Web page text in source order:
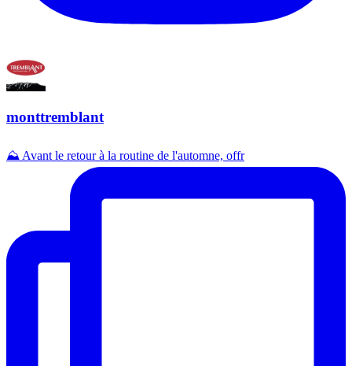
monttremblant
⛰️ Avant le retour à la routine de l'automne, offr